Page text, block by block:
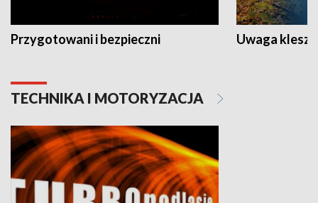
Przygotowani i bezpieczni Uwaga
TECHNIKA I MOTORYZACJA